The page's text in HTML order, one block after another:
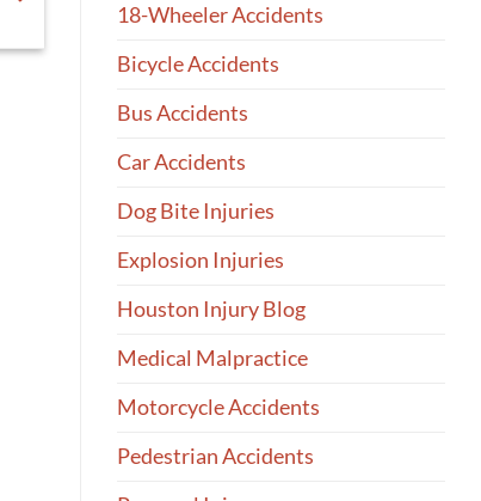
Lawyer
18-Wheeler Accidents
Bicycle Accidents
Bus Accidents
Car Accidents
Dog Bite Injuries
Explosion Injuries
Houston Injury Blog
Medical Malpractice
Motorcycle Accidents
Pedestrian Accidents